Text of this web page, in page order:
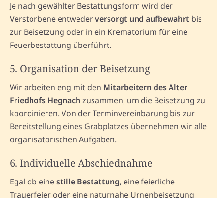
Je nach gewählter Bestattungsform wird der
Verstorbene entwederversorgt und aufbewahrt bis
zur Beisetzung oder in ein Krematorium für eine
Feuerbestattung überführt.
5. Organisation der Beisetzung
Wir arbeiten eng mit den Mitarbeitern des Alter
Friedhofs Hegnach zusammen, um die Beisetzung zu
koordinieren. Von der Terminvereinbarung bis zur
Bereitstellung eines Grabplatzes übernehmen wir alle
organisatorischen Aufgaben.
6. Individuelle Abschiednahme
Egal ob einestille Bestattung, eine feierliche
Trauerfeier oder eine naturnahe Urnenbeisetzung